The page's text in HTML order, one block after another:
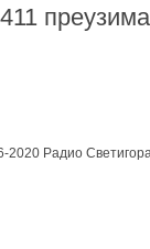
2020 Радио